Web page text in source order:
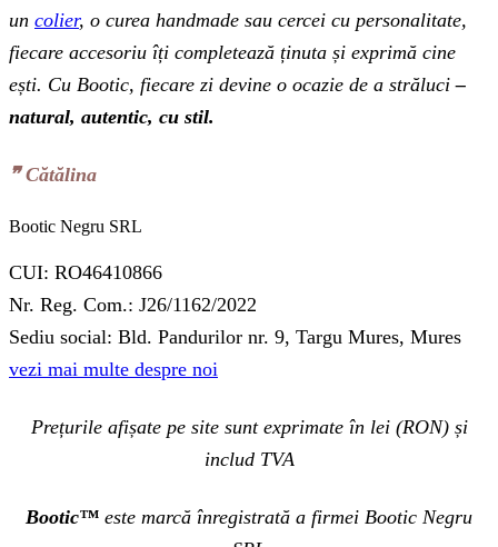
un colier, o curea handmade sau cercei cu personalitate,
fiecare accesoriu îți completează ținuta și exprimă cine
ești. Cu Bootic, fiecare zi devine o ocazie de a străluci –
natural, autentic, cu stil.
❞‬ Cătălina
Bootic Negru SRL
CUI: RO46410866
Nr. Reg. Com.: J26/1162/2022
Sediu social: Bld. Pandurilor nr. 9, Targu Mures, Mures
vezi mai multe despre noi
Prețurile afișate pe site sunt exprimate în lei (RON) și
includ TVA
Bootic™ este marcă înregistrată a firmei Bootic Negru